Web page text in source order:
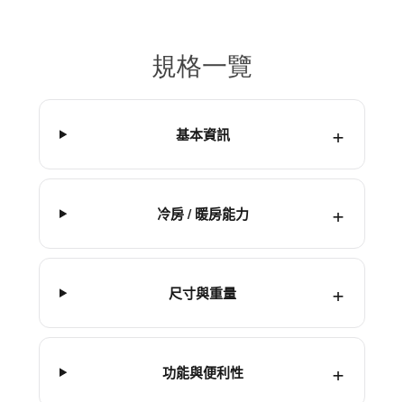
規格一覽
基本資訊
冷房 / 暖房能力
尺寸與重量
功能與便利性